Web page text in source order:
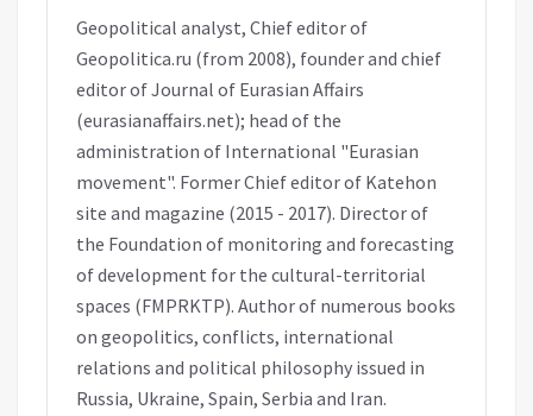
Geopolitical analyst, Chief editor of
Geopolitica.ru (from 2008), founder and chief
editor of Journal of Eurasian Affairs
(eurasianaffairs.net); head of the
administration of International "Eurasian
movement". Former Chief editor of Katehon
site and magazine (2015 - 2017). Director of
the Foundation of monitoring and forecasting
of development for the cultural-territorial
spaces (FMPRKTP). Author of numerous books
on geopolitics, conflicts, international
relations and political philosophy issued in
Russia, Ukraine, Spain, Serbia and Iran.